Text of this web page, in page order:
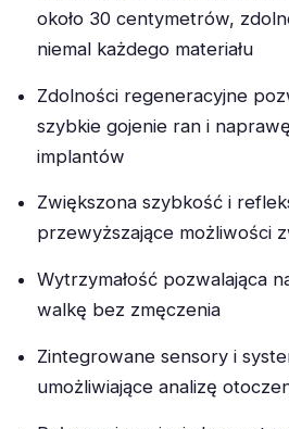
około 30 centymetrów,
niemal każdego materiału
Zdolności regeneracyjne
szybkie gojenie ran i
implantów
Zwiększona szybkość i
przewyższające możliwości
Wytrzymałość pozwalająca
walkę bez zmęczenia
Zintegrowane sensory i
umożliwiające analizę